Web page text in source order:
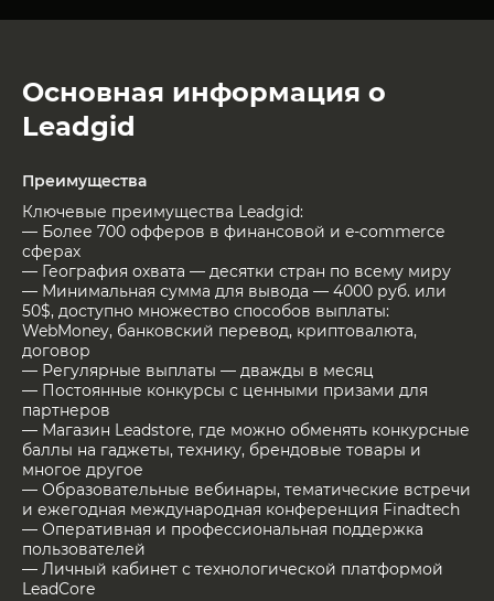
Основная информация о
Leadgid
Преимущества
Ключевые преимущества Leadgid:
— Более 700 офферов в финансовой и e-commerce
сферах
— География охвата — десятки стран по всему миру
— Минимальная сумма для вывода — 4000 руб. или
50$, доступно множество способов выплаты:
WebMoney, банковский перевод, криптовалюта,
договор
— Регулярные выплаты — дважды в месяц
— Постоянные конкурсы с ценными призами для
партнеров
— Магазин Leadstore, где можно обменять конкурсные
баллы на гаджеты, технику, брендовые товары и
многое другое
— Образовательные вебинары, тематические встречи
и ежегодная международная конференция Finadtech
— Оперативная и профессиональная поддержка
пользователей
— Личный кабинет с технологической платформой
LeadCore